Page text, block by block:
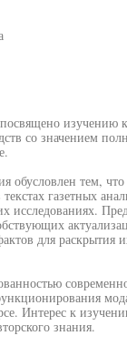
изучению
со значением
обусловлен тем,
газетных
исследованиях.
для раскрытия
Интерес к
знания.